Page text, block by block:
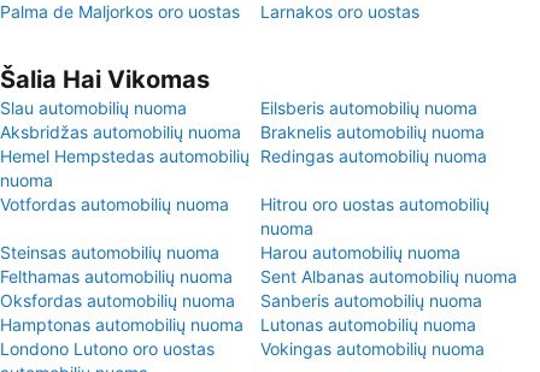
Palma de Maljorkos oro uostas
Larnakos oro uostas
Šalia Hai Vikomas
Slau automobilių nuoma
Eilsberis automobilių nuoma
Aksbridžas automobilių nuoma
Braknelis automobilių nuoma
Hemel Hempstedas automobilių
nuoma
Redingas automobilių nuoma
Votfordas automobilių nuoma
Hitrou oro uostas automobilių
nuoma
Steinsas automobilių nuoma
Harou automobilių nuoma
Felthamas automobilių nuoma
Sent Albanas automobilių nuoma
Oksfordas automobilių nuoma
Sanberis automobilių nuoma
Hamptonas automobilių nuoma
Lutonas automobilių nuoma
Londono Lutono oro uostas
Vokingas automobilių nuoma